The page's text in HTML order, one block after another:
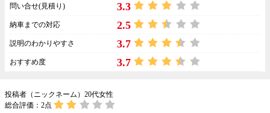
問い合せ(見積り) 3.3
納車までの対応 2.5
説明のわかりやすさ 3.7
おすすめ度 3.7
投稿者（ニックネーム）20代女性
総合評価： 2点